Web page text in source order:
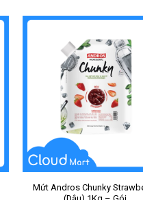
Mứt Andros Chunky